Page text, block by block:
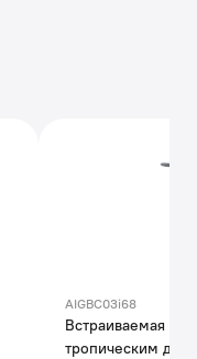
AIGBC03i68
Встраиваемая
тропическим